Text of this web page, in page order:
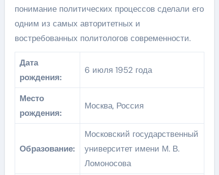
понимание политических процессов сделали его
одним из самых авторитетных и
востребованных политологов современности.
Дата
рождения:
6 июля 1952 года
Место
рождения:
Москва, Россия
Образование:
Московский государственный
университет имени М. В.
Ломоносова